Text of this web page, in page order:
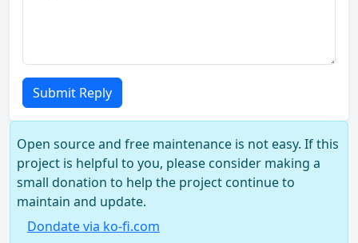
Submit Reply
Open source and free maintenance is not easy. If this
project is helpful to you, please consider making a
small donation to help the project continue to
maintain and update.
Dondate via ko-fi.com